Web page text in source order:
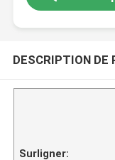
DESCRIPTION DE
Surligner: